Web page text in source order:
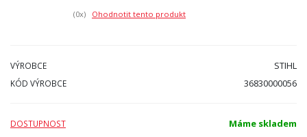
(0x) Ohodnotit tento produkt
VÝROBCE STIHL
KÓD VÝROBCE 36830000056
DOSTUPNOST Máme skladem